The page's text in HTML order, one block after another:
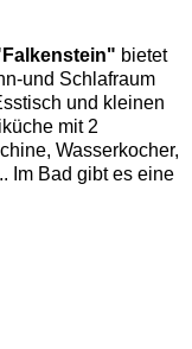
bietet
und Schlafraum
und kleinen
mit 2
Wasserkocher,
Im Bad gibt es eine